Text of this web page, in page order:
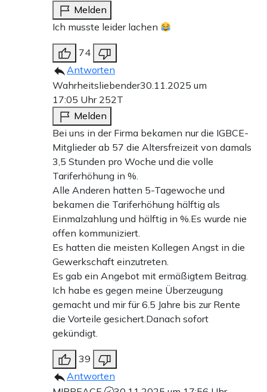
Melden
Ich musste leider lachen
74
Antworten
Wahrheitsliebender30.11.2025 um
17:05 Uhr 252T
Melden
Bei uns in der Firma bekamen nur die IGBCE-
Mitglieder ab 57 die Altersfreizeit von damals
3,5 Stunden pro Woche und die volle
Tariferhöhung in %.
Alle Anderen hatten 5-Tagewoche und
bekamen die Tariferhöhung hälftig als
Einmalzahlung und hälftig in %.Es wurde nie
offen kommuniziert.
Es hatten die meisten Kollegen Angst in die
Gewerkschaft einzutreten.
Es gab ein Angebot mit ermäßigtem Beitrag.
Ich habe es gegen meine Überzeugung
gemacht und mir für 6.5 Jahre bis zur Rente
die Vorteile gesichert.Danach sofort
gekündigt.
39
Antworten